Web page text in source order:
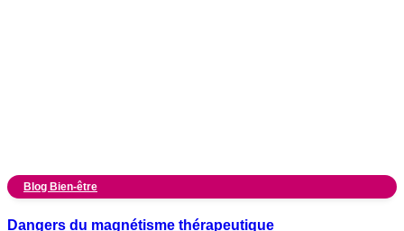
Blog Bien-être
Dangers du magnétisme thérapeutique